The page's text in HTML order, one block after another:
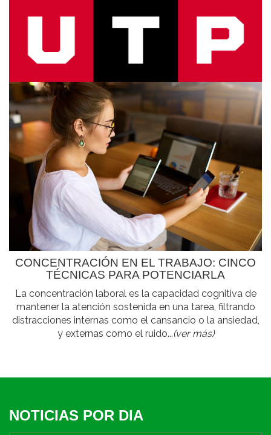
CONCENTRACIÓN EN EL TRABAJO: CINCO
TÉCNICAS PARA POTENCIARLA
La concentración laboral es la capacidad cognitiva de
mantener la atención sostenida en una tarea, filtrando
distracciones internas como el cansancio o la ansiedad,
y externas como el ruido...(ver más)
NOTICIAS POR DIA